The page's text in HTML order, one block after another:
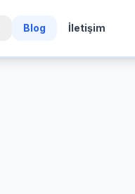
Blog İletişim